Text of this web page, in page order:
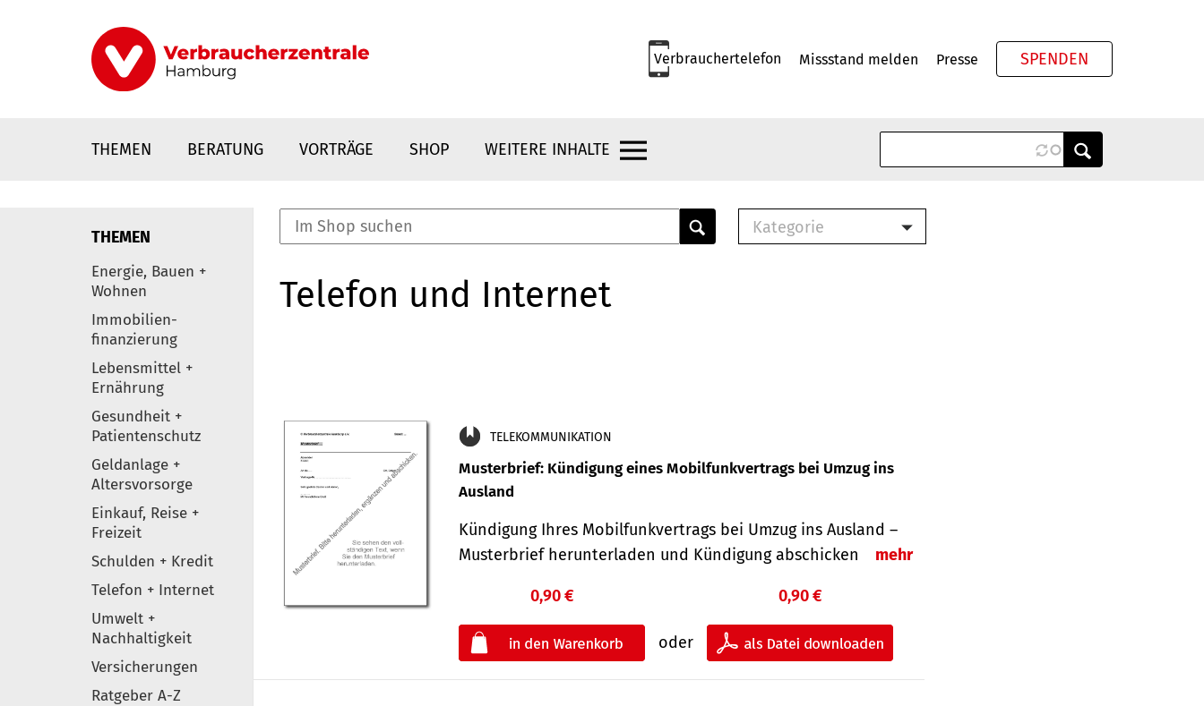
Verbrauchertelefon Missstand melden Presse SPENDEN
THEMEN BERATUNG VORTRÄGE SHOP WEITERE INHALTE
Elemente
THEMEN
Energie, Bauen +
Wohnen
Immobilien-
finanzierung
Lebensmittel +
Ernährung
Gesundheit +
Patientenschutz
Geldanlage +
Altersvorsorge
Einkauf, Reise +
Freizeit
Schulden + Kredit
Telefon + Internet
Umwelt +
Nachhaltigkeit
Versicherungen
Ratgeber A-Z
Kategorie
Telefon und Internet
TELEKOMMUNIKATION
Musterbrief: Kündigung eines Mobilfunkvertrags bei Umzug ins
Ausland
Kündigung Ihres Mobilfunkvertrags bei Umzug ins Ausland –
Musterbrief herunterladen und Kündigung abschicken
mehr
0,90 €
oder
0,90 €